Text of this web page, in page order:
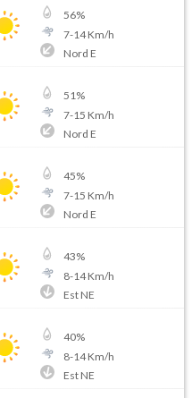
56%
7-14Km/h
Nord E
51%
7-15 Km/h
Nord E
45%
7-15 Km/h
Nord E
43%
8-14Km/h
Est NE
40%
8-14Km/h
Est NE